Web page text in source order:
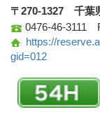
〒270-1327 千葉
0476-46-3111
https://
gid=012